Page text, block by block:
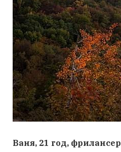
Ваня, 21 год, фрилансер